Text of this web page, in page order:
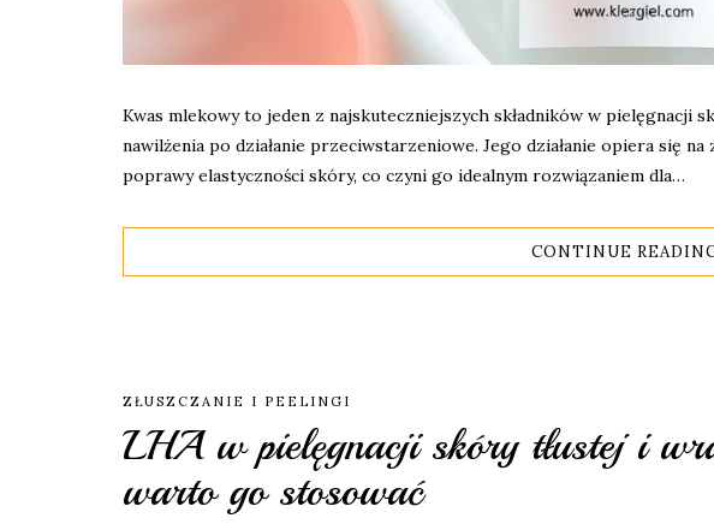
Kwas mlekowy to jeden z najskuteczniejszych składników w pielęgnacji
nawilżenia po działanie przeciwstarzeniowe. Jego działanie opiera się
poprawy elastyczności skóry, co czyni go idealnym rozwiązaniem dla…
CONTINUE
ZŁUSZCZANIE I PEELINGI
LHA w pielęgnacji skóry tłustej i
warto go stosować